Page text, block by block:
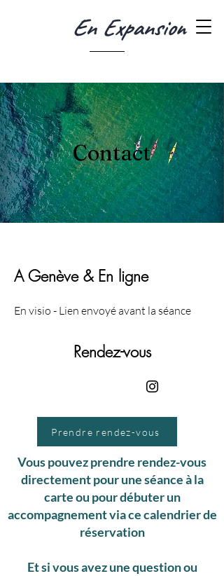
En Expansion
Contact
A Genève & En ligne
En visio - Lien envoyé avant la séance
Rendez-vous
Prendre rendez-vous
Vous pouvez prendre rendez-vous
directement pour une séance à la
carte ou pour débuter un
accompagnement via ce calendrier de
réservation
Et si vous avez une question ou